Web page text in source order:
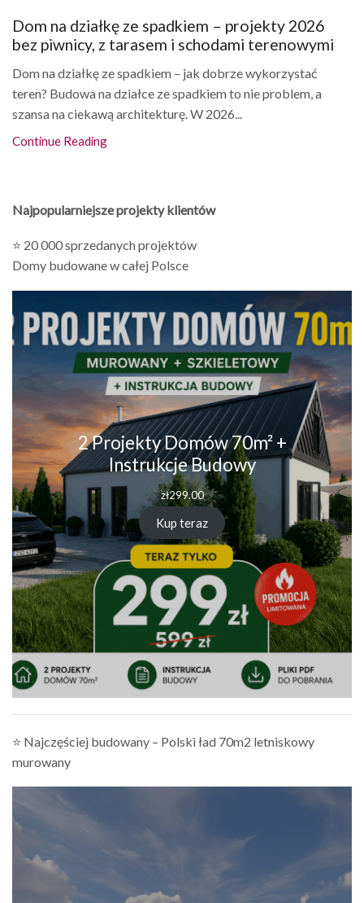
Dom na działkę ze spadkiem – projekty 2026
bez piwnicy, z tarasem i schodami terenowymi
Dom na działkę ze spadkiem – jak dobrze wykorzystać
teren? Budowa na działce ze spadkiem to nie problem, a
szansa na ciekawą architekturę. W 2026...
Continue Reading
Najpopularniejsze projekty klientów
⭐ 20 000 sprzedanych projektów
Domy budowane w całej Polsce
2 Projekty Domów 70m² +
Instrukcje Budowy
zł299.00
Kup teraz
⭐ Najczęściej budowany – Polski ład 70m2 letniskowy
murowany